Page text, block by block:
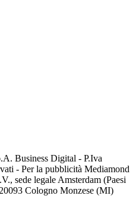
Business Digital - P.Iva
- Per la pubblicità Mediamond
sede legale Amsterdam (Paesi
Cologno Monzese (MI)